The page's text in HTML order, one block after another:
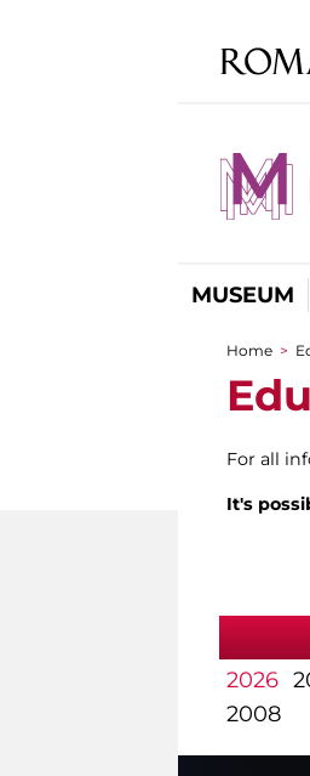
MUSEUM
You
Home >
For all
It's
2026
2008